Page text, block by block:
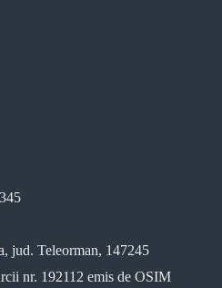
jud. Teleorman, 147245
nr. 192112 emis de OSIM